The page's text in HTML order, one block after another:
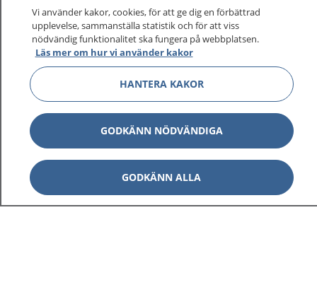
1177 ger dig råd när du vill må bättre.
1177 på flera språk Show
Show
Kontakt Show
Vi använder kakor, cookies, för att ge dig en förbättrad
upplevelse, sammanställa statistik och för att viss
nödvändig funktionalitet ska fungera på webbplatsen.
Läs mer om hur vi använder kakor
HANTERA KAKOR
GODKÄNN NÖDVÄNDIGA
GODKÄNN ALLA